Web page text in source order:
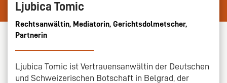
Ljubica Tomic
Rechtsanwältin, Mediatorin, Gerichtsdolmetscher,
Partnerin
Ljubica Tomic ist Vertrauensanwältin der Deutschen
und Schweizerischen Botschaft in Belgrad, der